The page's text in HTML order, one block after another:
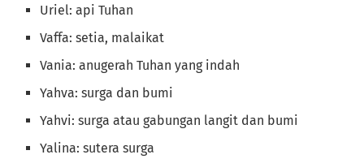
Uriel: api Tuhan
Vaffa: setia, malaikat
Vania: anugerah Tuhan yang indah
Yahva: surga dan bumi
Yahvi: surga atau gabungan langit dan bumi
Yalina: sutera surga